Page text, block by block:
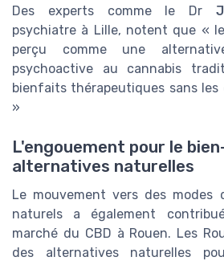
Des experts comme le Dr
psychiatre à Lille, notent que «
perçu comme une
psychoactive au cannabis
bienfaits thérapeutiques sans les
»
L'engouement pour le
alternatives naturelles
Le mouvement vers des modes
naturels a également
marché du CBD à Rouen. Les
des alternatives naturelles